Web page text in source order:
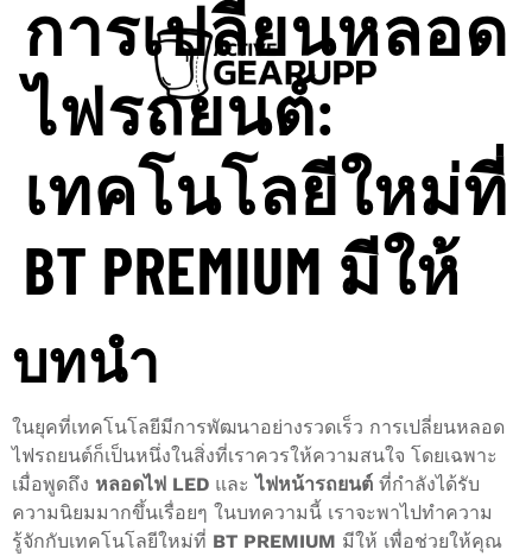
การเปลี่ยนหลอด
ไฟรถยนต์:
เทคโนโลยีใหม่ที่
BT PREMIUM มีให้
บทนำ
ในยุคที่เทคโนโลยีมีการพัฒนาอย่างรวดเร็ว การเปลี่ยนหลอด
ไฟรถยนต์ก็เป็นหนึ่งในสิ่งที่เราควรให้ความสนใจ โดยเฉพาะ
เมื่อพูดถึง หลอดไฟ LED และไฟหน้ารถยนต์ ที่กำลังได้รับ
ความนิยมมากขึ้นเรื่อยๆ ในบทความนี้ เราจะพาไปทำความ
รู้จักกับเทคโนโลยีใหม่ที่ BT PREMIUM มีให้ เพื่อช่วยให้คุณ